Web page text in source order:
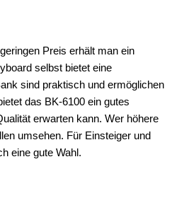
Preis erhält man ein
selbst bietet eine
sind praktisch und ermöglichen
das BK-6100 ein gutes
erwarten kann. Wer höhere
umsehen. Für Einsteiger und
eine gute Wahl.